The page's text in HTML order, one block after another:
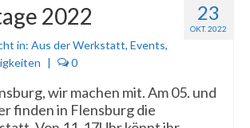
23
OKT. 2022
2022
in: Aus der Werkstatt, Events,
| 0
wir machen mit. Am 05. und
finden in Flensburg die